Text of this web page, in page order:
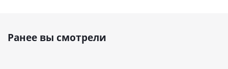
Ранее вы смотрели